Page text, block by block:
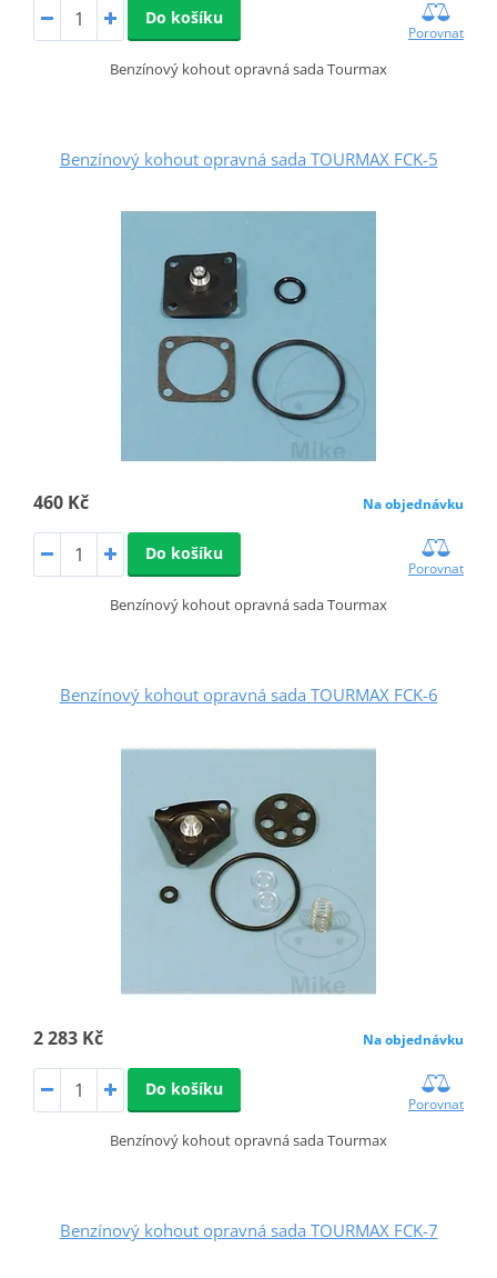
Do košíku
Porovnat
Benzínový kohout opravná sada Tourmax
Benzínový kohout opravná sada TOURMAX FCK-5
460 Kč Na objednávku
Do košíku
Porovnat
Benzínový kohout opravná sada Tourmax
Benzínový kohout opravná sada TOURMAX FCK-6
2 283 Kč Na objednávku
Do košíku
Porovnat
Benzínový kohout opravná sada Tourmax
Benzínový kohout opravná sada TOURMAX FCK-7